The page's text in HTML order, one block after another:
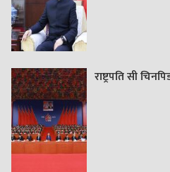
राष्ट्रपति सी